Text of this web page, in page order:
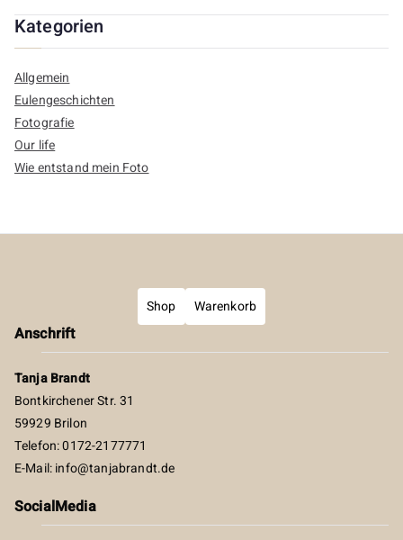
Kategorien
Allgemein
Eulengeschichten
Fotografie
Our life
Wie entstand mein Foto
Shop Warenkorb
Anschrift
Tanja Brandt
Bontkirchener Str. 31
59929 Brilon
Telefon: 0172-2177771
E-Mail:info@tanjabrandt.de
SocialMedia